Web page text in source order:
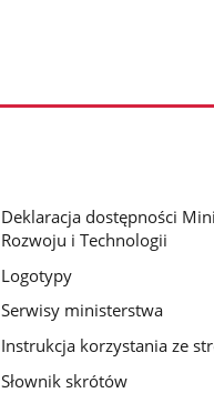
Deklaracja dostępności
Rozwoju i Technologii
Logotypy
Serwisy ministerstwa
Instrukcja korzystania ze
Słownik skrótów